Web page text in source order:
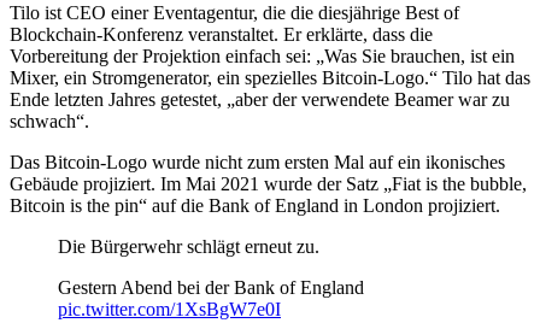
Tilo ist CEO einer Eventagentur, die die diesjährige Best of
Blockchain-Konferenz veranstaltet. Er erklärte, dass die
Vorbereitung der Projektion einfach sei: „Was Sie brauchen, ist ein
Mixer, ein Stromgenerator, ein spezielles Bitcoin-Logo.“ Tilo hat das
Ende letzten Jahres getestet, „aber der verwendete Beamer war zu
schwach“.
Das Bitcoin-Logo wurde nicht zum ersten Mal auf ein ikonisches
Gebäude projiziert. Im Mai 2021 wurde der Satz „Fiat is the bubble,
Bitcoin is the pin“ auf die Bank of England in London projiziert.
Die Bürgerwehr schlägt erneut zu.
Gestern Abend bei der Bank of England
pic.twitter.com/1XsBgW7e0I